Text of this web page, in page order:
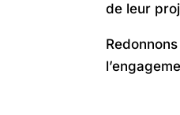
de leur